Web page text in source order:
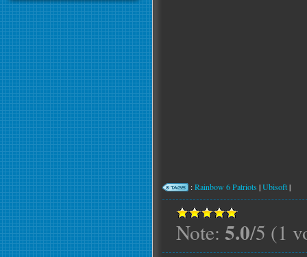
:Rainbow 6 Patriots |Ubisoft|
Note: 5.0/5 (1